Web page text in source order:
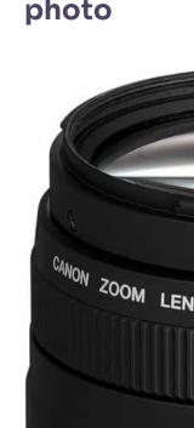
photo